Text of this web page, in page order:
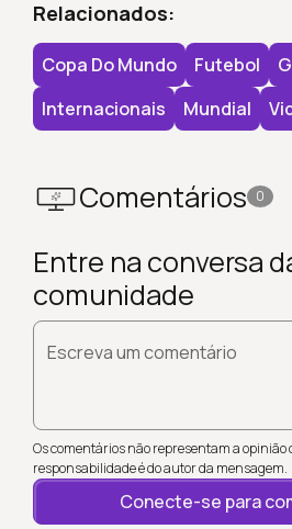
Relacionados:
Copa Do Mundo Futebol
Internacionais
Mundial
Comentários 0
Entre na conversa
comunidade
Escreva um comentário
Os comentários não representam a opinião
responsabilidade é do autor da mensagem.
Conecte-se para